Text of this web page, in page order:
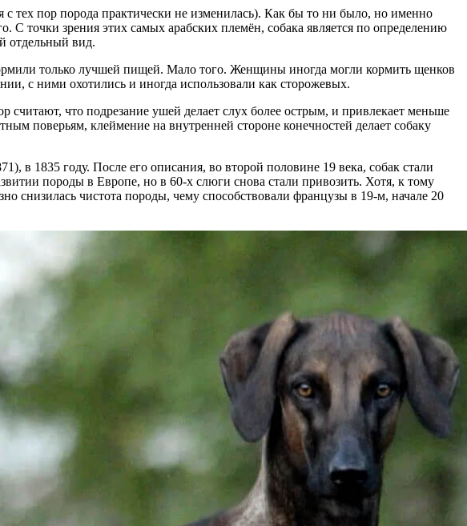
тех пор порода практически не изменилась). Как бы то ни было, но именно
С точки зрения этих самых арабских племён, собака является по определению
отдельный вид.
только лучшей пищей. Мало того. Женщины иногда могли кормить щенков
с ними охотились и иногда использовали как сторожевых.
считают, что подрезание ушей делает слух более острым, и привлекает меньше
поверьям, клеймение на внутренней стороне конечностей делает собаку
1835 году. После его описания, во второй половине 19 века, собак стали
породы в Европе, но в 60-х слюги снова стали привозить. Хотя, к тому
снизилась чистота породы, чему способствовали французы в 19-м, начале 20